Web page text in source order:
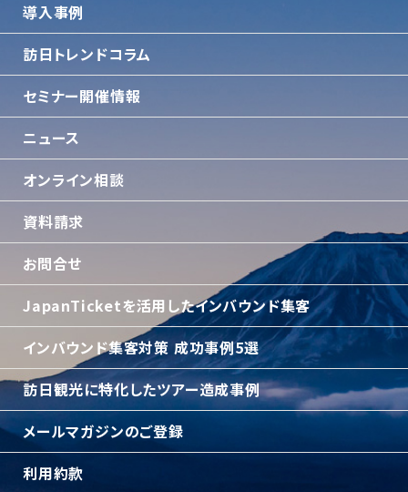
導入事例
訪日トレンドコラム
セミナー開催情報
ニュース
オンライン相談
資料請求
お問合せ
JapanTicketを活用したインバウンド集客
インバウンド集客対策 成功事例5選
訪日観光に特化したツアー造成事例
メールマガジンのご登録
利用約款